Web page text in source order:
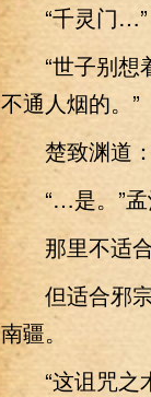
“千灵门…”
“世子别想着
不通人烟的。”
楚致渊道：“
“…是。”孟沧
那里不适合
但适合邪宗
南疆。
“这诅咒之